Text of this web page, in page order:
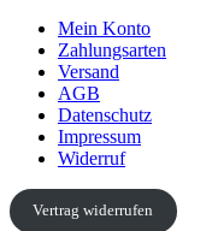
Mein Konto
Zahlungsarten
Versand
AGB
Datenschutz
Impressum
Widerruf
Vertrag widerrufen